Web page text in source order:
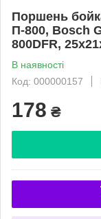
Поршень
П-800, Bosch
800DFR,
В наявності
Код: 000000157
178 ₴